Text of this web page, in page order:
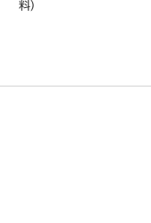
料）